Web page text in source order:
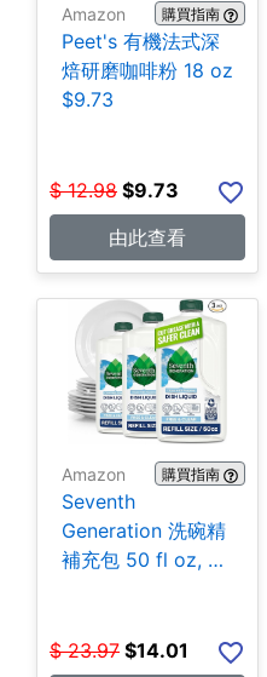
Amazon 購買指南
Peet's 有機法式深
焙研磨咖啡粉 18 oz
$9.73
$ 12.98 $9.73
由此查看
Amazon 購買指南
Seventh
Generation 洗碗精
補充包 50 fl oz, 3
$ 23.97 $14.01